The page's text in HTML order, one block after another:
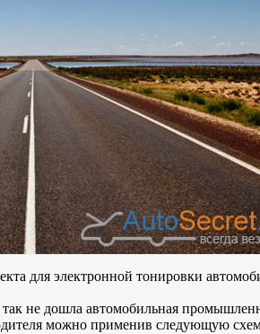
для электронной тонировки
не дошла автомобильная
можно применив следующую